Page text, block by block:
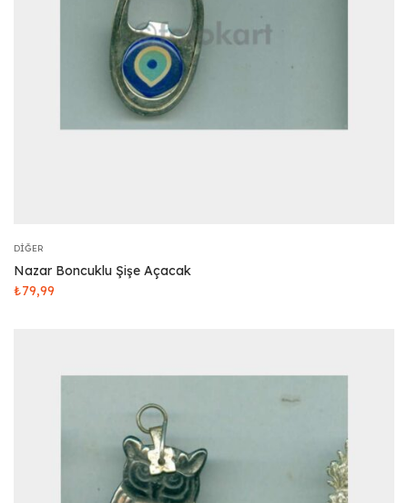
DIĞER
Nazar Boncuklu Şişe Açacak
₺79,99